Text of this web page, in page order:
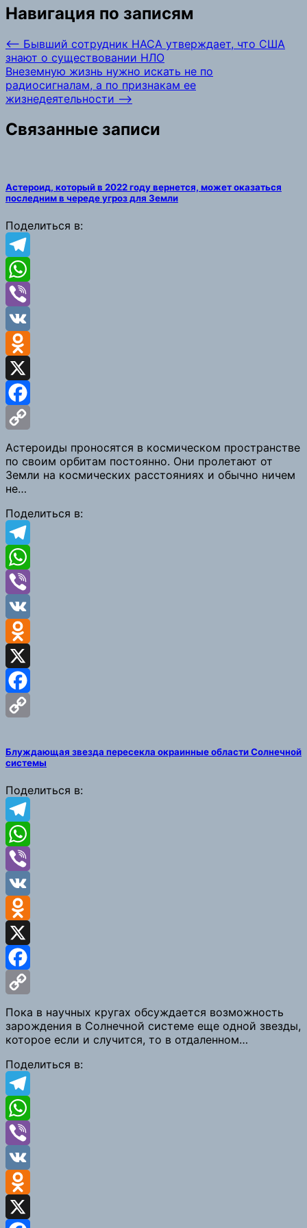
Навигация по записям
⟵ Бывший сотрудник НАСА утверждает, что США
знают о существовании НЛО
Внеземную жизнь нужно искать не по
радиосигналам, а по признакам ее
жизнедеятельности ⟶
Связанные записи
Астероид, который в 2022 году вернется, может оказаться
последним в череде угроз для Земли
Поделиться в:
Telegram
WhatsApp
Viber
VK
Odnoklassniki
X
Facebook
Copy
Link
Астероиды проносятся в космическом пространстве
по своим орбитам постоянно. Они пролетают от
Земли на космических расстояниях и обычно ничем
не…
Поделиться в:
Telegram
WhatsApp
Viber
VK
Odnoklassniki
X
Facebook
Link
Блуждающая звезда пересекла окраинные области Солнечной
системы
Поделиться в:
Telegram
WhatsApp
Viber
VK
Odnoklassniki
X
Facebook
Copy
Link
Пока в научных кругах обсуждается возможность
зарождения в Солнечной системе еще одной звезды,
которое если и случится, то в отдаленном…
Поделиться в:
Telegram
WhatsApp
Viber
VK
Odnoklassniki